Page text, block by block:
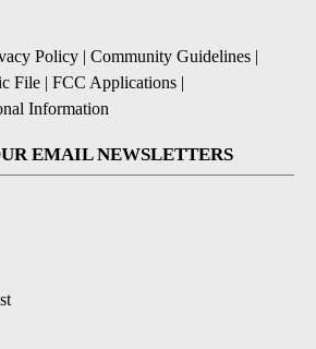
Policy | Community Guidelines |
File | FCC Applications |
Information
EMAIL NEWSLETTERS